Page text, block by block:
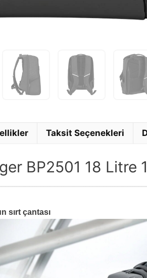
Taksit Seçenekleri
BP2501 18 Litre
sırt çantası